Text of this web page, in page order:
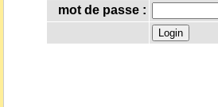
mot de passe :